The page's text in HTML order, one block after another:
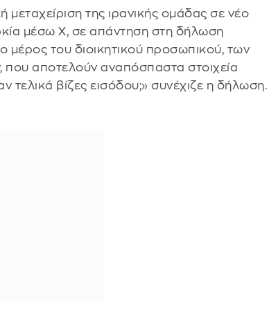
μεταχείριση της ιρανικής ομάδας σε νέο
μέσω X, σε απάντηση στη δήλωση
μέρος του διοικητικού προσωπικού, των
αποτελούν αναπόσπαστα στοιχεία
βίζες εισόδου;» συνέχιζε η δήλωση.